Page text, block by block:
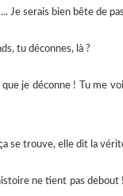
Je serais bien bête de
tu déconnes, là ?
déconne ! Tu me vois
trouve, elle dit la vérité,
ne tient pas debout !